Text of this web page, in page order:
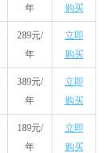
年
购买
289元/
年
立即
购买
389元/
年
立即
购买
189元/
年
立即
购买